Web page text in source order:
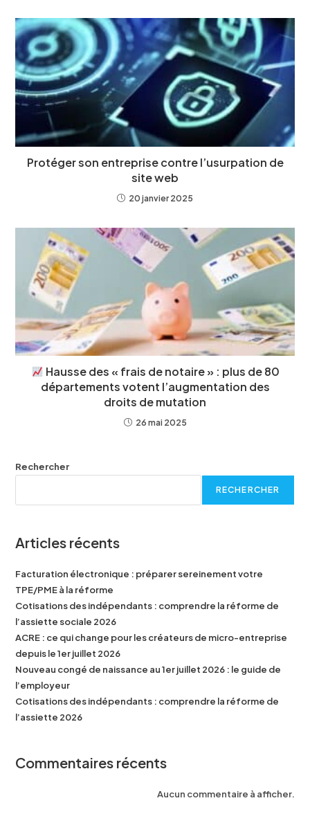
Protéger son entreprise contre l’usurpation de
site web
20 janvier 2025
Hausse des « frais de notaire » : plus de 80
départements votent l’augmentation des
droits de mutation
26 mai 2025
Rechercher
RECHERCHER
Articles récents
Facturation électronique : préparer sereinement votre
TPE/PME à la réforme
Cotisations des indépendants : comprendre la réforme de
l’assiette sociale 2026
ACRE : ce qui change pour les créateurs de micro-entreprise
depuis le 1er juillet 2026
Nouveau congé de naissance au 1er juillet 2026 : le guide de
l’employeur
Cotisations des indépendants : comprendre la réforme de
l’assiette 2026
Commentaires récents
Aucun commentaire à afficher.